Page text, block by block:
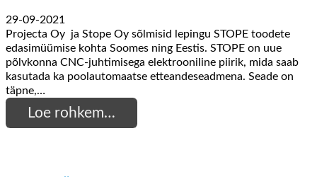
29-09-2021
Projecta Oy ja Stope Oy sõlmisid lepingu STOPE toodete
edasimüümise kohta Soomes ning Eestis. STOPE on uue
põlvkonna CNC-juhtimisega elektrooniline piirik, mida saab
kasutada ka poolautomaatse etteandeseadmena. Seade on
täpne,…
Loe rohkem…